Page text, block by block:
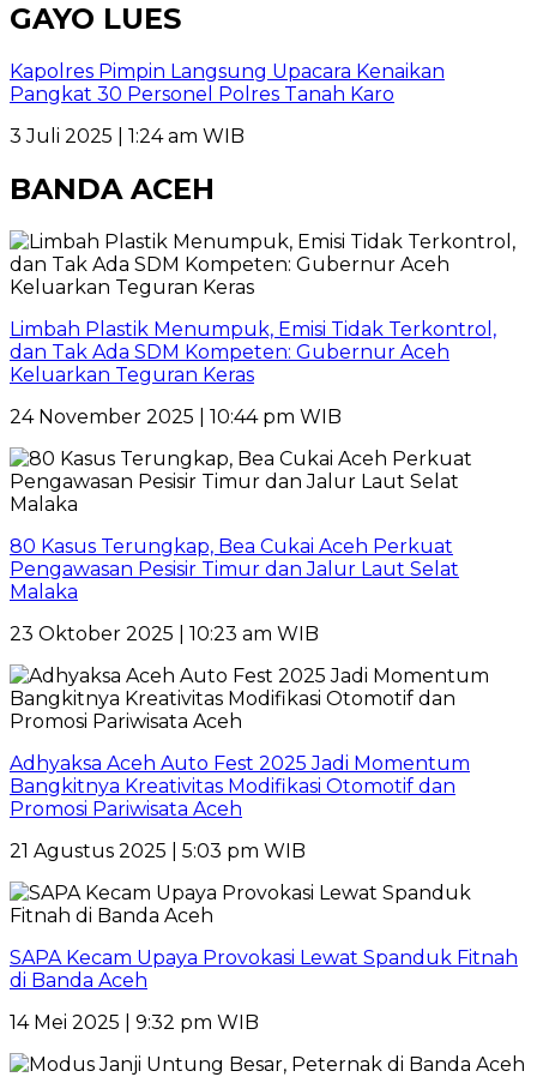
GAYO LUES
Kapolres Pimpin Langsung Upacara Kenaikan
Pangkat 30 Personel Polres Tanah Karo
3 Juli 2025 | 1:24 am WIB
BANDA ACEH
Limbah Plastik Menumpuk, Emisi Tidak Terkontrol,
dan Tak Ada SDM Kompeten: Gubernur Aceh
Keluarkan Teguran Keras
24 November 2025 | 10:44 pm WIB
80 Kasus Terungkap, Bea Cukai Aceh Perkuat
Pengawasan Pesisir Timur dan Jalur Laut Selat
Malaka
23 Oktober 2025 | 10:23 am WIB
Adhyaksa Aceh Auto Fest 2025 Jadi Momentum
Bangkitnya Kreativitas Modifikasi Otomotif dan
Promosi Pariwisata Aceh
21 Agustus 2025 | 5:03 pm WIB
SAPA Kecam Upaya Provokasi Lewat Spanduk Fitnah
di Banda Aceh
14 Mei 2025 | 9:32 pm WIB